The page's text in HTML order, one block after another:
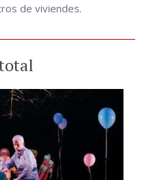
de viviendes.